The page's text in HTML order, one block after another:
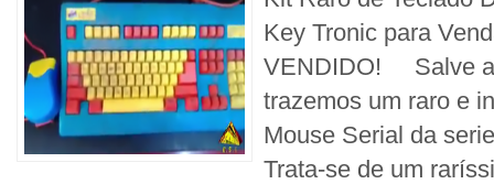
Key Tronic para
VENDIDO! Salve
trazemos um raro e
Mouse Serial da
Trata-se de um